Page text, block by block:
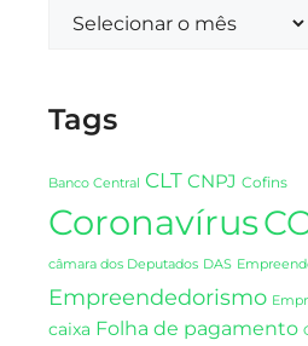
Tags
Banco Central CLT CNPJ Cofins
Coronavírus
câmara dos Deputados DAS
Empreendedorismo
caixa Folha de pagamento